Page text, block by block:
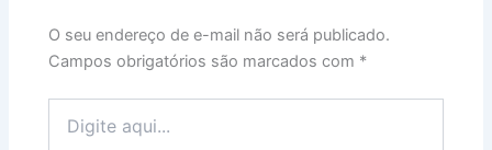
O seu endereço de e-mail não será publicado.
Campos obrigatórios são marcados com *
aqui...